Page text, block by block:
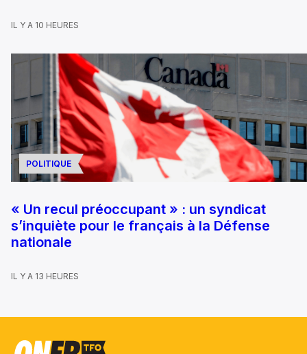
IL Y A 10 HEURES
POLITIQUE
« Un recul préoccupant » : un syndicat
s’inquiète pour le français à la Défense
nationale
IL Y A 13 HEURES